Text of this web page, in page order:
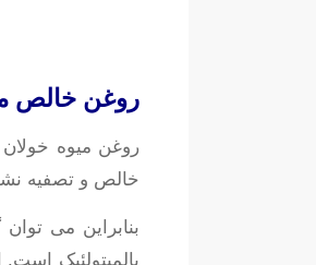
روغن خالص
خالص و تصفیه
بنابراین می